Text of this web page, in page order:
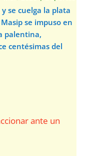
se cuelga la plata
se impuso en
palentina,
centésimas del